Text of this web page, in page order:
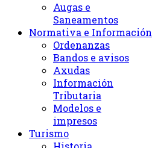
Augas e
Saneamentos
Normativa e Información
Ordenanzas
Bandos e avisos
Axudas
Información
Tributaria
Modelos e
impresos
Turismo